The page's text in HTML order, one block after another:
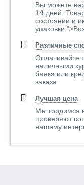
Вы можете
14 дней.
состоянии и
Различные
Оплачивайте
наличными
банка или
заказа..
Лучшая цена
Мы гордимся
проверяют
нашему